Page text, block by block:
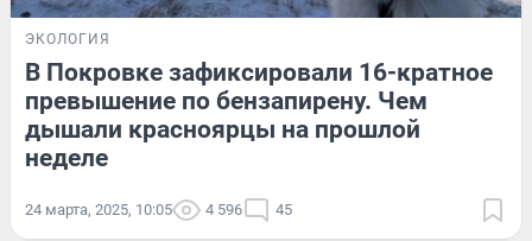
ЭКОЛОГИЯ
В Покровке зафиксировали 16-кратное
превышение по бензапирену. Чем
дышали красноярцы на прошлой
неделе
24 марта, 2025, 10:05 4 596 45